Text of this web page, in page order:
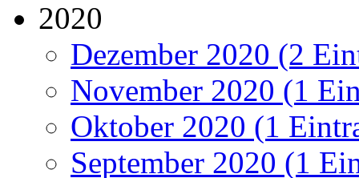
2020
Dezember 2020 (2
November 2020 (1
Oktober 2020 (1
September 2020 (1